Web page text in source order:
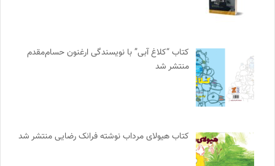
کتاب “کلاغ آبی” با نویسندگی ارغنون حسام‌مقدم
منتشر شد
کتاب هیولای مرداب نوشته فرانک رضایی منتشر شد